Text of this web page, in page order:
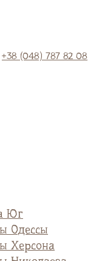
+38 (048) 787 82 08
Юг
Одессы
Херсона